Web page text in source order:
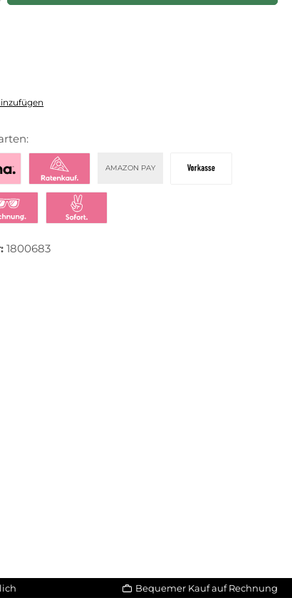
AMAZON PAY
mit Klarna
Klarna Ratenkauf
1800683
Bequemer Kauf auf Rechnung